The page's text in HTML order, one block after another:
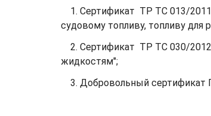
1. Сертификат ТР ТС 013/2011
судовому топливу, топливу для
2. Сертификат ТР ТС 030/
жидкостям";
3. Добровольный сертификат